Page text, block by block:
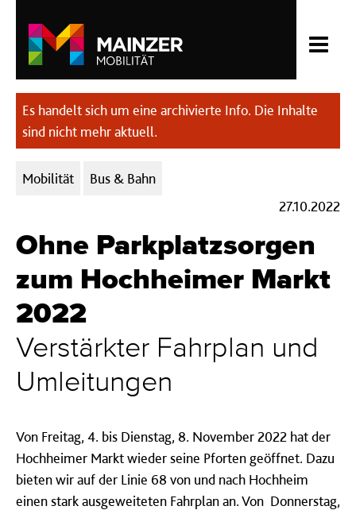
Es handelt sich um eine archivierte Info. Die Inhalte
sind nicht mehr aktuell.
Kategorien:
Mobilität
Bus & Bahn
27.10.2022
Ohne Parkplatzsorgen
zum Hochheimer Markt
2022
Verstärkter Fahrplan und
Umleitungen
Von Freitag, 4. bis Dienstag, 8. November 2022 hat der
Hochheimer Markt wieder seine Pforten geöffnet. Dazu
bieten wir auf der Linie 68 von und nach Hochheim
einen stark ausgeweiteten Fahrplan an. Von Donnerstag,